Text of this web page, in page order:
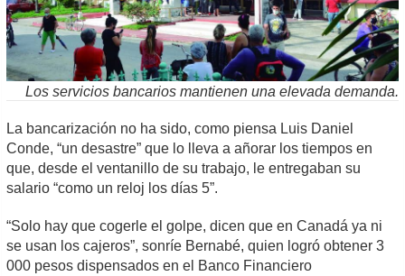
Los servicios bancarios mantienen una elevada demanda.
La bancarización no ha sido, como piensa Luis Daniel
Conde, “un desastre” que lo lleva a añorar los tiempos en
que, desde el ventanillo de su trabajo, le entregaban su
salario “como un reloj los días 5”.
“Solo hay que cogerle el golpe, dicen que en Canadá ya ni
se usan los cajeros”, sonríe Bernabé, quien logró obtener 3
000 pesos dispensados en el Banco Financiero